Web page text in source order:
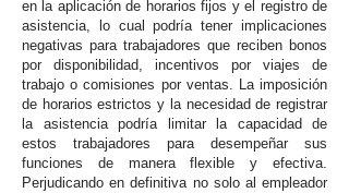
en la aplicación de horarios fijos y el registro de
asistencia, lo cual podría tener implicaciones
negativas para trabajadores que reciben bonos
por disponibilidad, incentivos por viajes de
trabajo o comisiones por ventas. La imposición
de horarios estrictos y la necesidad de registrar
la asistencia podría limitar la capacidad de
estos trabajadores para desempeñar sus
funciones de manera flexible y efectiva.
Perjudicando en definitiva no solo al empleador